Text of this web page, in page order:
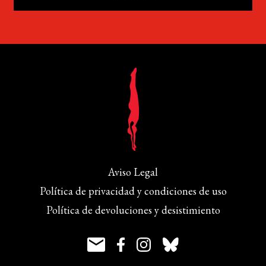
Aviso Legal
Política de privacidad y condiciones de uso
Política de devoluciones y desistimiento